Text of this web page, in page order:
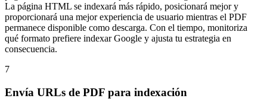
La página HTML se indexará más rápido, posicionará mejor y
proporcionará una mejor experiencia de usuario mientras el PDF
permanece disponible como descarga. Con el tiempo, monitoriza
qué formato prefiere indexar Google y ajusta tu estrategia en
consecuencia.
7
Envía URLs de PDF para indexación